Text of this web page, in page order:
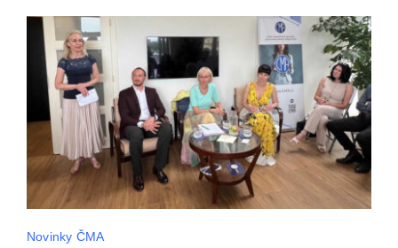
Novinky ČMA